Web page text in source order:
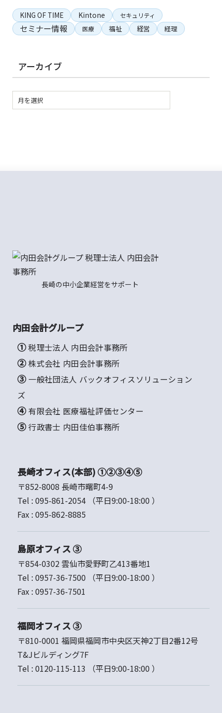
KING OF TIME Kintone セキュリティ
セミナー情報 医療 福祉 経営 経理
アーカイブ
長崎の中小企業経営をサポート
内田会計グループ
① 税理士法人 内田会計事務所
② 株式会社 内田会計事務所
③ 一般社団法人 バックオフィスソリューション
ズ
④ 有限会社 医療福祉評価センター
⑤ 行政書士 内田佳伯事務所
長崎オフィス(本部) ①②③④⑤
〒852-8008 長崎市曙町4-9
Tel : 095-861-2054
（平日9:00-18:00 ）
Fax : 095-862-8885
島原オフィス ③
〒854-0302 雲仙市愛野町乙413番地1
Tel : 0957-36-7500
（平日9:00-18:00 ）
Fax : 0957-36-7501
福岡オフィス ③
〒810-0001 福岡県福岡市中央区天神2丁目2番12号
T&Jビルディング7F
Tel : 0120-115-113 （平日9:00-18:00 ）